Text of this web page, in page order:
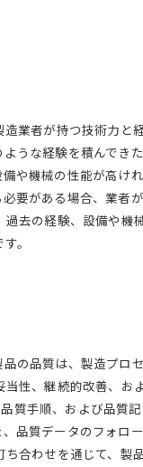
業者が持つ技術力
うな経験を積んでき
機械の性能が高け
要がある場合、業者
去の経験、設備や
。
の品質は、製造プロ
性、継続的改善、
質手順、および品質
品質データのフォロ
合わせを通じて、